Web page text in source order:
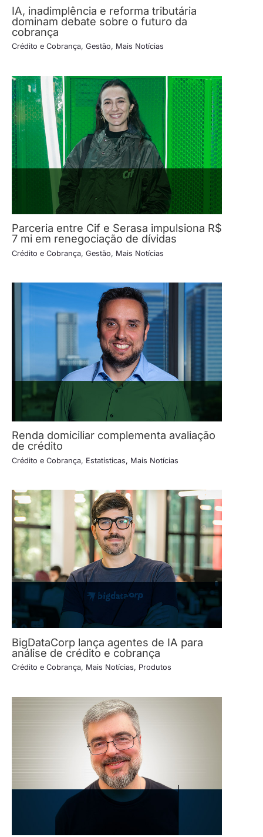
IA, inadimplência e reforma tributária
dominam debate sobre o futuro da
cobrança
Crédito e Cobrança, Gestão, Mais Notícias
Parceria entre Cif e Serasa impulsiona R$
7 mi em renegociação de dívidas
Crédito e Cobrança, Gestão, Mais Notícias
Renda domiciliar complementa avaliação
de crédito
Crédito e Cobrança, Estatísticas, Mais Notícias
BigDataCorp lança agentes de IA para
análise de crédito e cobrança
Crédito e Cobrança, Mais Notícias, Produtos